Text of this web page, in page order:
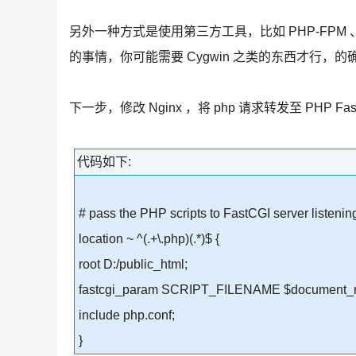
另外一种方式是使用第三方工具，比如 PHP-FPM
的事情，你可能需要 Cygwin 之类的东西才行，的
下一步，修改 Nginx ，将 php 请求转发至 PHP
代码如下:
# pass the PHP scripts to FastCGI server
location ~ ^(.+\.php)(.*)$ {
root D:/public_html;
fastcgi_param SCRIPT_FILENAME
include php.conf;
}